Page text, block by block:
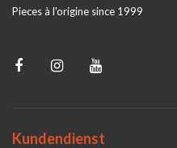
Pieces à l'origine since 1999
Kundendienst